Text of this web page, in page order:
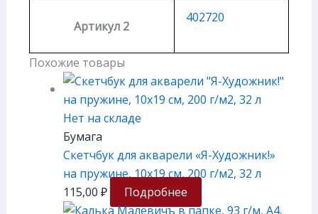
Артикул 2
402720
Похожие товары
Нет на складе
Бумага
Скетчбук для акварели «Я-Художник!»
на пружине, 10х19 см, 200 г/м2, 32 л
115,00 ₽ Подробнее